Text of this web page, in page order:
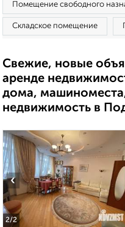
Помещение свободного
Складское помещение
Свежие, новые
аренде
дома,
недвижимость в
2/2
‹